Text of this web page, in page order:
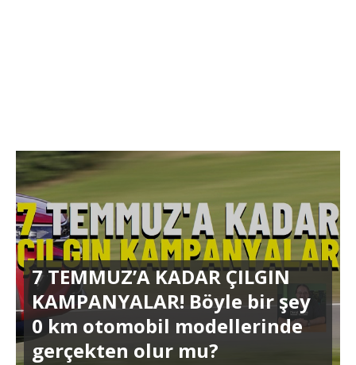
7 TEMMUZ’A KADAR ÇILGIN
KAMPANYALAR! Böyle bir şey
0 km otomobil modellerinde
gerçekten olur mu?